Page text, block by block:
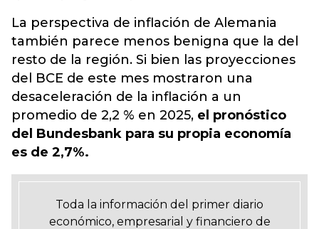
La perspectiva de inflación de Alemania
también parece menos benigna que la del
resto de la región. Si bien las proyecciones
del BCE de este mes mostraron una
desaceleración de la inflación a un
promedio de 2,2 % en 2025, el pronóstico
del Bundesbank para su propia economía
es de 2,7%.
Toda la información del primer diario
económico, empresarial y financiero de